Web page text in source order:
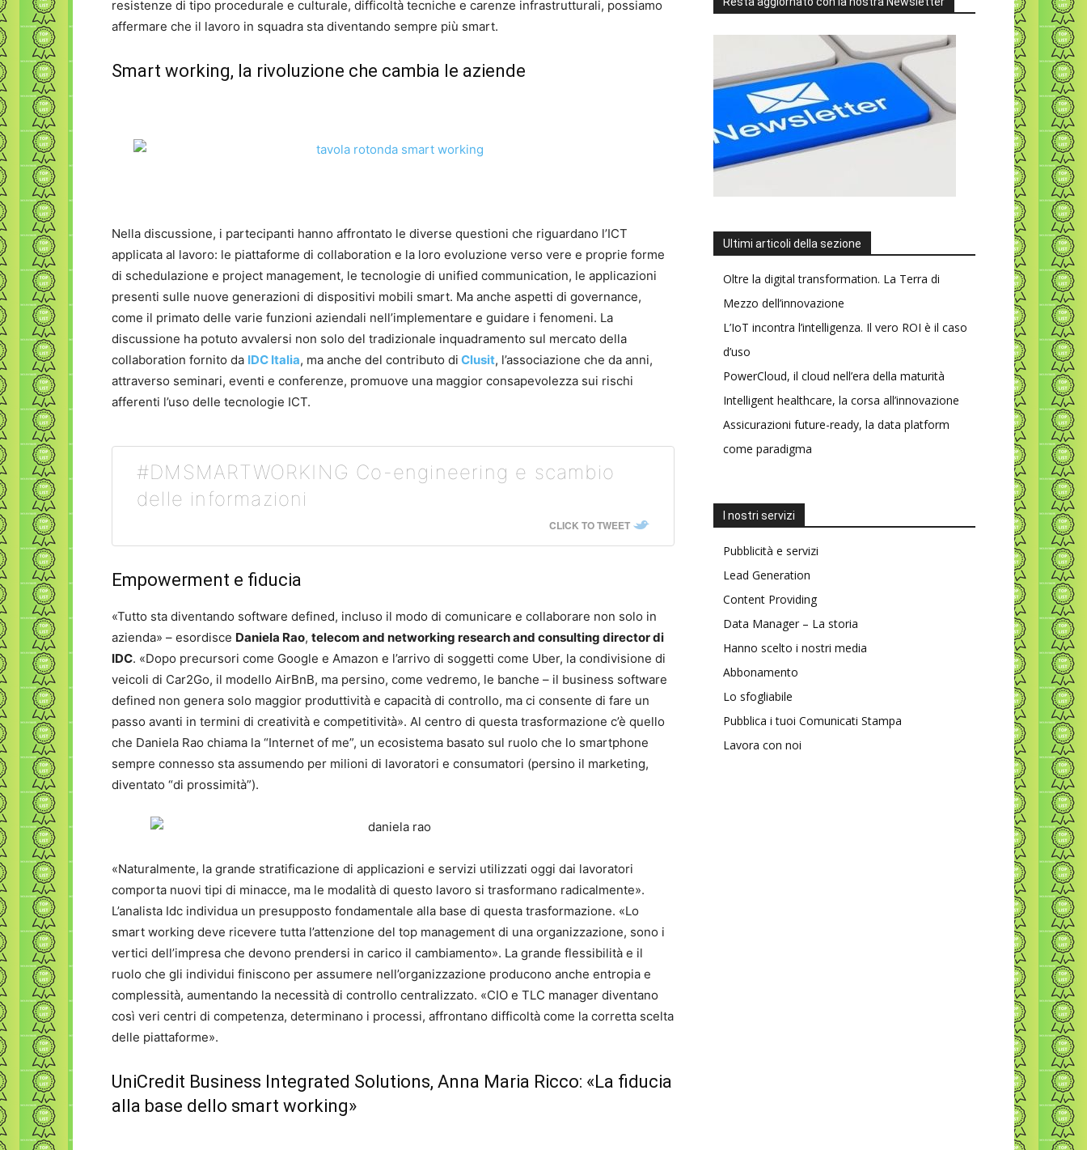
resistenze di tipo procedurale e culturale, difficoltà tecniche e carenze infrastrutturali, possiamo
affermare che il lavoro in squadra sta diventando sempre più smart.
Smart working, la rivoluzione che cambia le aziende
Nella discussione, i partecipanti hanno affrontato le diverse questioni che riguardano l’ICT
applicata al lavoro: le piattaforme di collaboration e la loro evoluzione verso vere e proprie forme
di schedulazione e project management, le tecnologie di unified communication, le applicazioni
presenti sulle nuove generazioni di dispositivi mobili smart. Ma anche aspetti di governance,
come il primato delle varie funzioni aziendali nell’implementare e guidare i fenomeni. La
discussione ha potuto avvalersi non solo del tradizionale inquadramento sul mercato della
collaboration fornito da IDC Italia, ma anche del contributo di Clusit, l’associazione che da anni,
attraverso seminari, eventi e conferenze, promuove una maggior consapevolezza sui rischi
afferenti l’uso delle tecnologie ICT.
#DMSMARTWORKING Co-engineering e scambio
delle informazioni
CLICK TO TWEET
Empowerment e fiducia
«Tutto sta diventando software defined, incluso il modo di comunicare e collaborare non solo in
azienda» – esordisce Daniela Rao, telecom and networking research and consulting director di
IDC. «Dopo precursori come Google e Amazon e l’arrivo di soggetti come Uber, la condivisione di
veicoli di Car2Go, il modello AirBnB, ma persino, come vedremo, le banche – il business software
defined non genera solo maggior produttività e capacità di controllo, ma ci consente di fare un
passo avanti in termini di creatività e competitività». Al centro di questa trasformazione c’è quello
che Daniela Rao chiama la “Internet of me”, un ecosistema basato sul ruolo che lo smartphone
sempre connesso sta assumendo per milioni di lavoratori e consumatori (persino il marketing,
diventato “di prossimità”).
«Naturalmente, la grande stratificazione di applicazioni e servizi utilizzati oggi dai lavoratori
comporta nuovi tipi di minacce, ma le modalità di questo lavoro si trasformano radicalmente».
L’analista Idc individua un presupposto fondamentale alla base di questa trasformazione. «Lo
smart working deve ricevere tutta l’attenzione del top management di una organizzazione, sono i
vertici dell’impresa che devono prendersi in carico il cambiamento». La grande flessibilità e il
ruolo che gli individui finiscono per assumere nell’organizzazione producono anche entropia e
complessità, aumentando la necessità di controllo centralizzato. «CIO e TLC manager diventano
così veri centri di competenza, determinano i processi, affrontano difficoltà come la corretta scelta
delle piattaforme».
UniCredit Business Integrated Solutions, Anna Maria Ricco: «La fiducia
alla base dello smart working»
Ultimi articoli della sezione
Oltre la digital transformation. La Terra di
Mezzo dell’innovazione
L’IoT incontra l’intelligenza. Il vero ROI è il caso
d’uso
PowerCloud, il cloud nell’era della maturità
Intelligent healthcare, la corsa all’innovazione
Assicurazioni future-ready, la data platform
come paradigma
I nostri servizi
Pubblicità e servizi
Lead Generation
Content Providing
Data Manager – La storia
Hanno scelto i nostri media
Abbonamento
Lo sfogliabile
Pubblica i tuoi Comunicati Stampa
Lavora con noi